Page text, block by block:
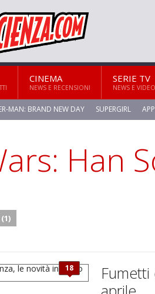
CINEMA
NEWS E RECENSIONI
SERIE TV
NEWS E VIDEO
MAN: BRAND NEW DAY SUPERGIRL
Han
18
Fumetti